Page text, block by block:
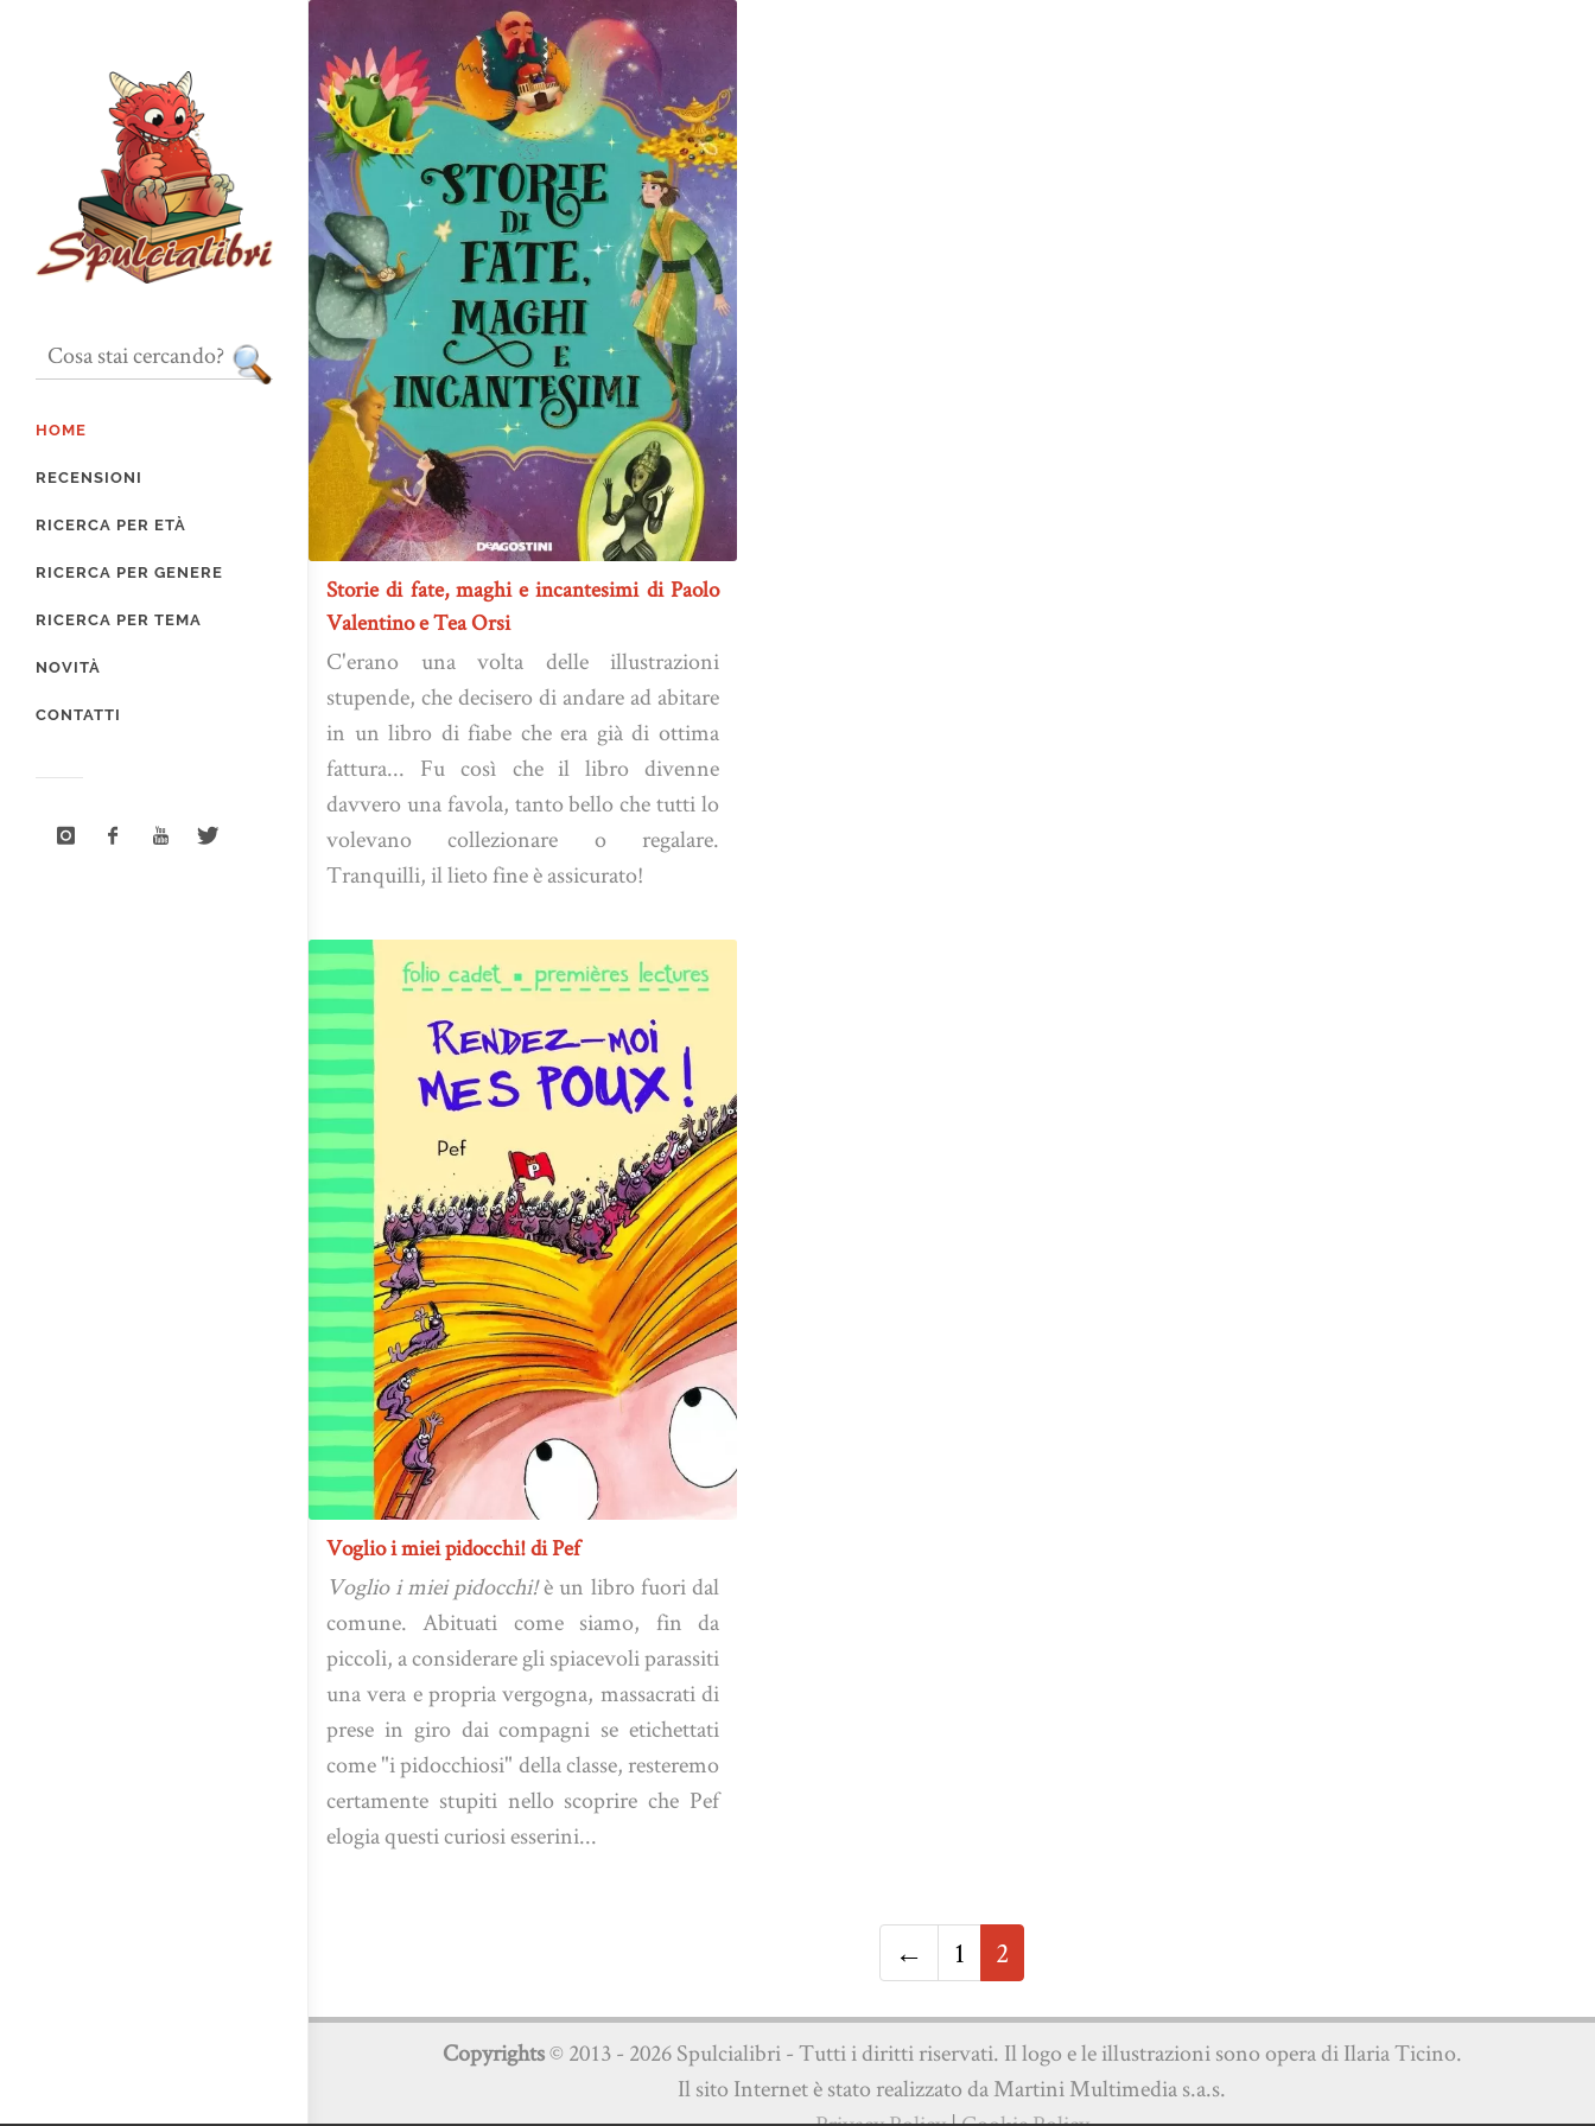
HOME
RECENSIONI
RICERCA PER ETÀ
RICERCA PER GENERE
RICERCA PER TEMA
NOVITÀ
CONTATTI
Storie di fate, maghi e incantesimi di Paolo
Valentino e Tea Orsi
C'erano una volta delle illustrazioni
stupende, che decisero di andare ad abitare
in un libro di fiabe che era già di ottima
fattura... Fu così che il libro divenne
davvero una favola, tanto bello che tutti lo
volevano collezionare o regalare.
Tranquilli, il lieto fine è assicurato!
Voglio i miei pidocchi! di Pef
Voglio i miei pidocchi!è un libro fuori dal
comune. Abituati come siamo, fin da
piccoli, a considerare gli spiacevoli parassiti
una vera e propria vergogna, massacrati di
prese in giro dai compagni se etichettati
come "i pidocchiosi" della classe, resteremo
certamente stupiti nello scoprire che Pef
elogia questi curiosi esserini...
← 1 2
Copyrights© 2013 - 2026 Spulcialibri - Tutti i diritti riservati. Il logo e le illustrazioni sono opera di Ilaria Ticino.
Il sito Internet è stato realizzato da Martini Multimedia s.a.s.